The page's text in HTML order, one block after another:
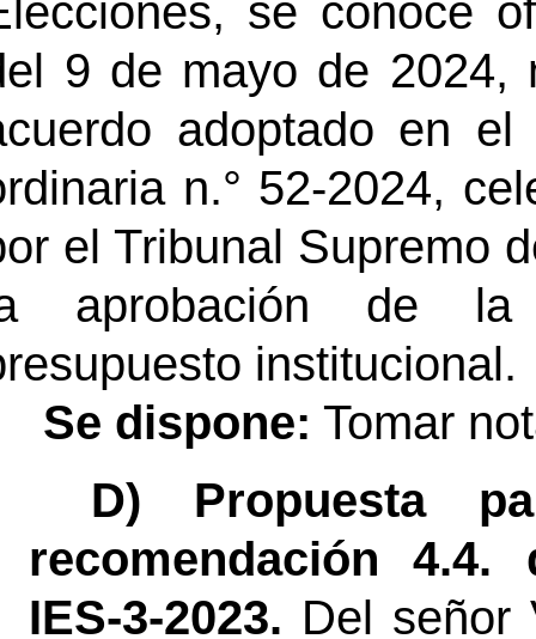
se conoce
9 de mayo de 2024,
adoptado en
n.° 52-2024,
el Tribunal Supremo
aprobación de la
institucional.
Se dispone: Tomar
D) Propuesta
recomendación
IES-3-2023. Del